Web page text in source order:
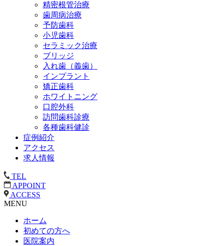
精密根管治療
歯周病治療
予防歯科
小児歯科
セラミック治療
ブリッジ
入れ歯（義歯）
インプラント
矯正歯科
ホワイトニング
口腔外科
訪問歯科診療
各種歯科健診
症例紹介
アクセス
求人情報
TEL
APPOINT
ACCESS
MENU
ホーム
初めての方へ
医院案内